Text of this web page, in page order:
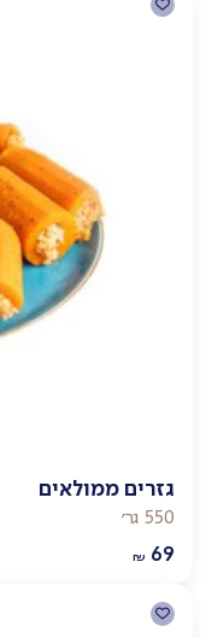
גזרים ממולאים
550 גר׳
₪ 69